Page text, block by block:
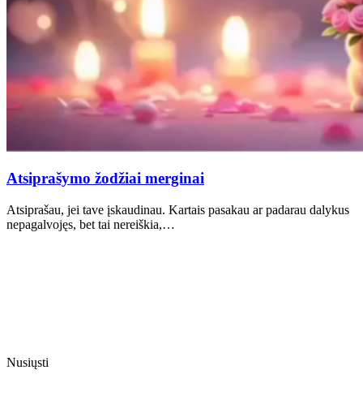
Atsiprašymo žodžiai merginai
Atsiprašau, jei tave įskaudinau. Kartais pasakau ar padarau dalykus
nepagalvojęs, bet tai nereiškia,…
Nusiųsti